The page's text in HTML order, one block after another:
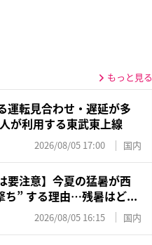
もっと見る
運転見合わせ・遅延が多
が利用する東武東上線
2026/08/05 17:00 国内
要注意】今夏の猛暑が西
ち” する理由…残暑はど...
2026/08/05 16:15 国内